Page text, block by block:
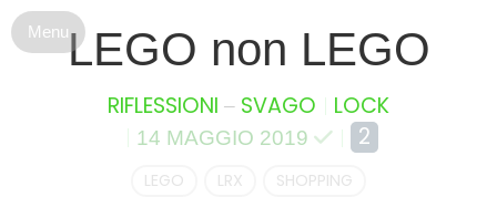
LEGO non LEGO
RIFLESSIONI – SVAGO LOCK
14 MAGGIO 2019 2
LEGO LRX SHOPPING